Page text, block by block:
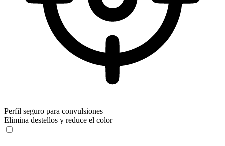
Perfil seguro para convulsiones
Elimina destellos y reduce el color